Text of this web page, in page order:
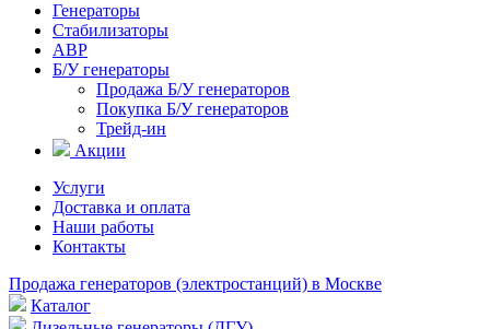
Генераторы
Стабилизаторы
АВР
Б/У генераторы
Продажа Б/У генераторов
Покупка Б/У генераторов
Трейд-ин
Акции
Услуги
Доставка и оплата
Наши работы
Контакты
Продажа генераторов (электростанций) в Москве
Каталог